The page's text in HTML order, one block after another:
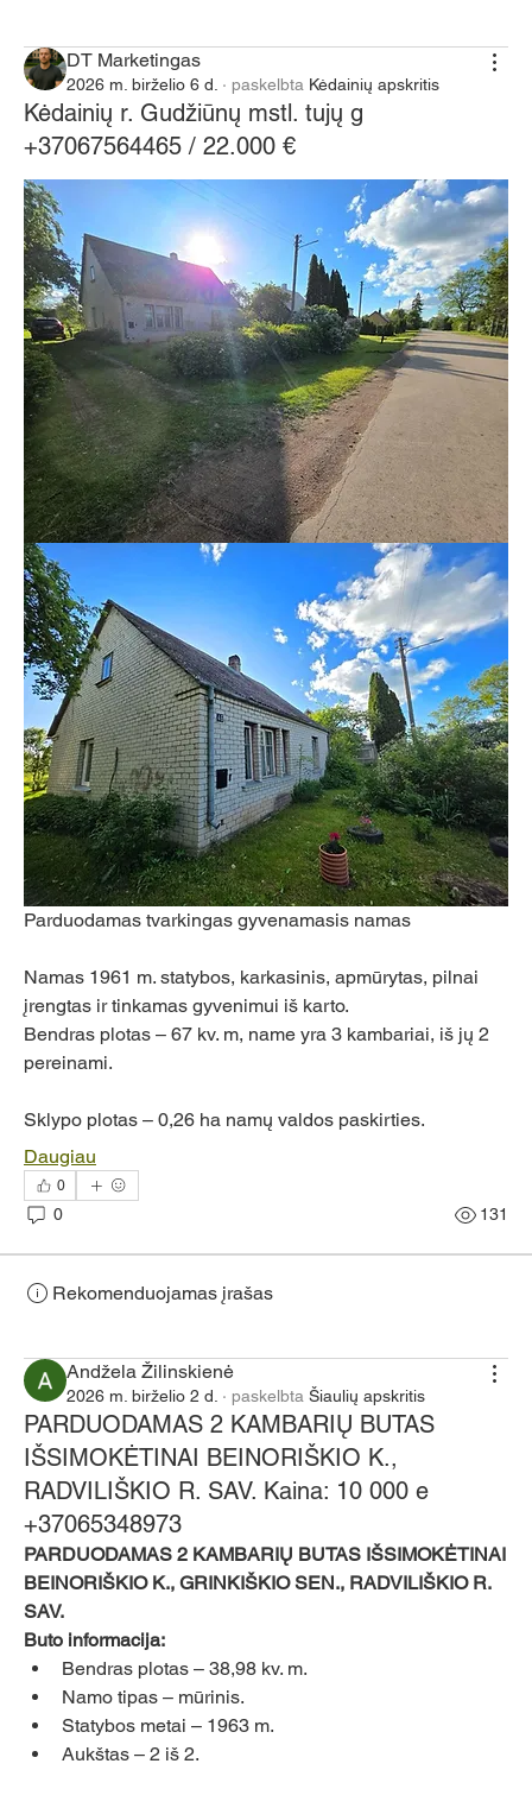
DT Marketingas
2026 m. birželio 6 d. · paskelbta Kėdainių apskritis
Kėdainių r. Gudžiūnų mstl. tujų g
+37067564465 / 22.000 €
Parduodamas tvarkingas gyvenamasis namas
Namas 1961 m. statybos, karkasinis, apmūrytas, pilnai
įrengtas ir tinkamas gyvenimui iš karto.
Bendras plotas – 67 kv. m, name yra 3 kambariai, iš jų 2
pereinami.
Sklypo plotas – 0,26 ha namų valdos paskirties.
Daugiau
0
0 131
Rekomenduojamas įrašas
Andžela Žilinskienė
2026 m. birželio 2 d. · paskelbta Šiaulių apskritis
PARDUODAMAS 2 KAMBARIŲ BUTAS
IŠSIMOKĖTINAI BEINORIŠKIO K.,
RADVILIŠKIO R. SAV. Kaina: 10 000 e
+37065348973
PARDUODAMAS 2 KAMBARIŲ BUTAS IŠSIMOKĖTINAI
BEINORIŠKIO K., GRINKIŠKIO SEN., RADVILIŠKIO R.
SAV.
Buto informacija:
Bendras plotas – 38,98 kv. m.
Namo tipas – mūrinis.
Statybos metai – 1963 m.
Aukštas – 2 iš 2.